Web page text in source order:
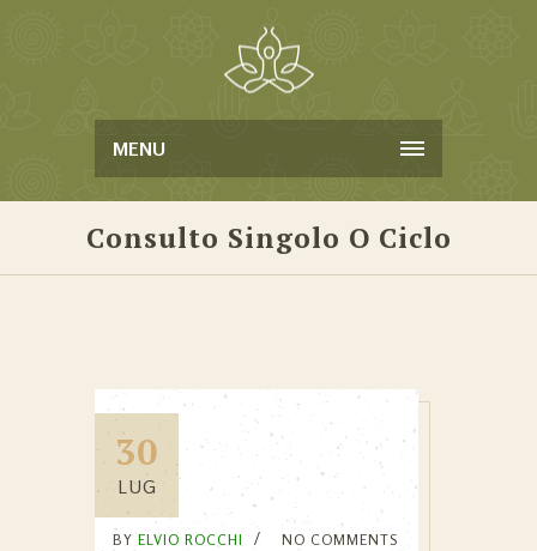
MENU
Consulto Singolo O Ciclo
30
LUG
BY ELVIO ROCCHI NO COMMENTS